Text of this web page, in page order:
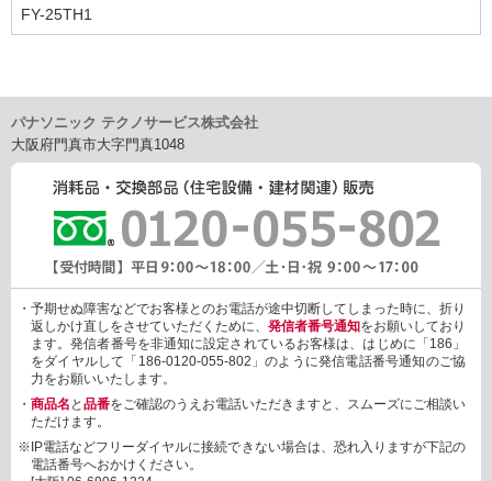
FY-25TH1
パナソニック テクノサービス株式会社
大阪府門真市大字門真1048
・予期せぬ障害などでお客様とのお電話が途中切断してしまった時に、折り
返しかけ直しをさせていただくために、 発信者番号通知をお願いしており
ます。発信者番号を非通知に設定されているお客様は、はじめに「186」
をダイヤルして「186-0120-055-802」のように発信電話番号通知のご協
力をお願いいたします。
・ 商品名 と 品番をご確認のうえお電話いただきますと、スムーズにご相談い
ただけます。
※IP電話などフリーダイヤルに接続できない場合は、恐れ入りますが下記の
電話番号へおかけください。